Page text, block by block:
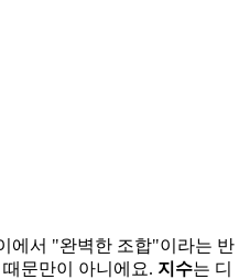
에서 "완벽한 조합"이라는 반
문만이 아니에요. 지수는 디